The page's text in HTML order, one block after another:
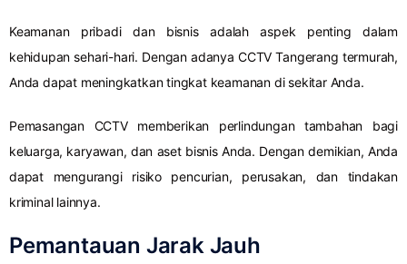
Keamanan pribadi dan bisnis adalah aspek penting dalam
kehidupan sehari-hari. Dengan adanya CCTV Tangerang termurah,
Anda dapat meningkatkan tingkat keamanan di sekitar Anda.
Pemasangan CCTV memberikan perlindungan tambahan bagi
keluarga, karyawan, dan aset bisnis Anda. Dengan demikian, Anda
dapat mengurangi risiko pencurian, perusakan, dan tindakan
kriminal lainnya.
Pemantauan Jarak Jauh